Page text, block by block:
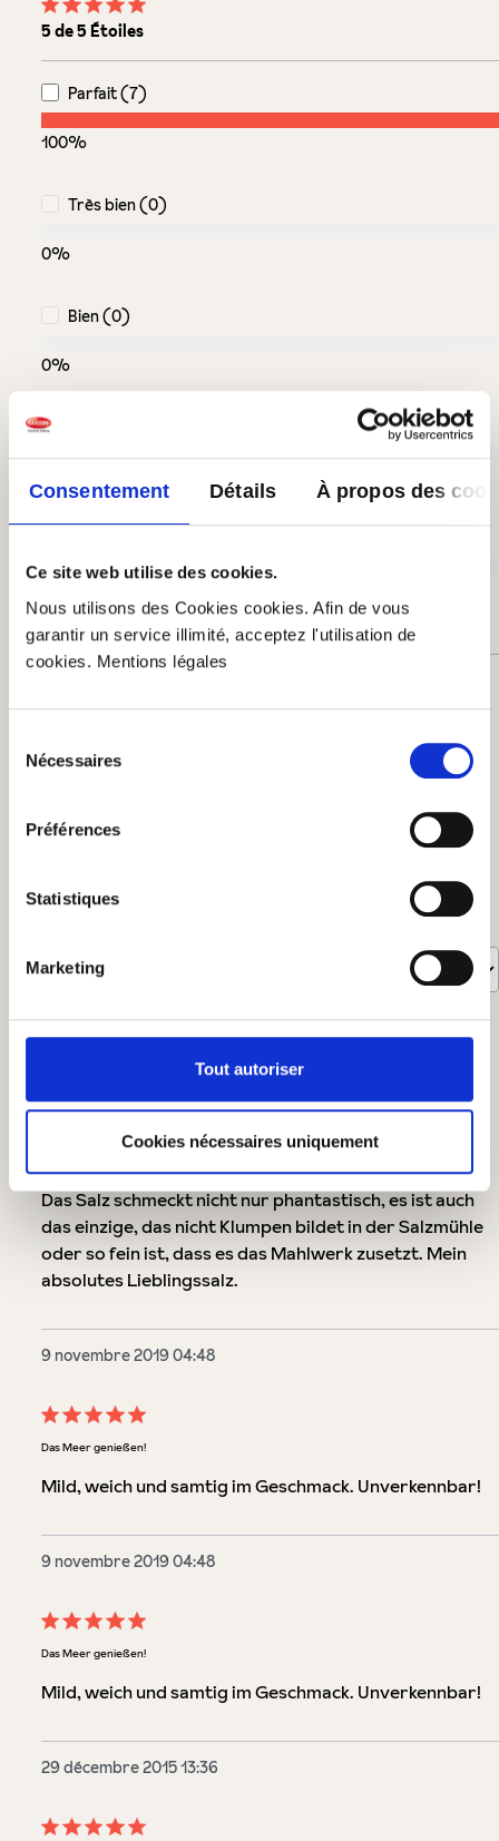
Consentement Détails À propos des
Ce site web utilise des cookies.
Nous utilisons des Cookies cookies. Afin de vous
garantir un service illimité, acceptez l'utilisation de
cookies. Mentions légales
Nécessaires
Préférences
Statistiques
Marketing
Tout autoriser
Cookies nécessaires uniquement
Note moyenne de 5 sur 5 étoiles
5 de 5 Étoiles
Parfait (7)
100%
Très bien (0)
0%
Bien (0)
0%
produit.
Rédiger un avis
Afficher les évaluations uniquement dans la langue actuelle.
Évaluation avec une note de 5 sur 5 étoiles
Das Salz schmeckt nicht nur phantastisch, es ist auch
das einzige, das nicht Klumpen bildet in der Salzmühle
oder so fein ist, dass es das Mahlwerk zusetzt. Mein
absolutes Lieblingssalz.
9 novembre 2019 04:48
Évaluation avec une note de 5 sur 5 étoiles
Das Meer genießen!
Mild, weich und samtig im Geschmack. Unverkennbar!
9 novembre 2019 04:48
Évaluation avec une note de 5 sur 5 étoiles
Das Meer genießen!
Mild, weich und samtig im Geschmack. Unverkennbar!
29 décembre 2015 13:36